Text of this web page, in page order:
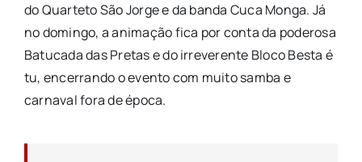
do Quarteto São Jorge e da banda Cuca Monga. Já
no domingo, a animação fica por conta da poderosa
Batucada das Pretas e do irreverente Bloco Besta é
tu, encerrando o evento com muito samba e
carnaval fora de época.